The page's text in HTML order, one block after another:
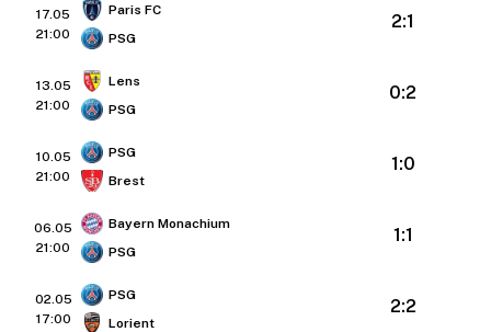
17.05
21:00
Paris FC
PSG
2:1
13.05
21:00
Lens
PSG
0:2
10.05
21:00
PSG
Brest
1:0
06.05
21:00
Bayern Monachium
PSG
1:1
02.05
17:00
PSG
Lorient
2:2